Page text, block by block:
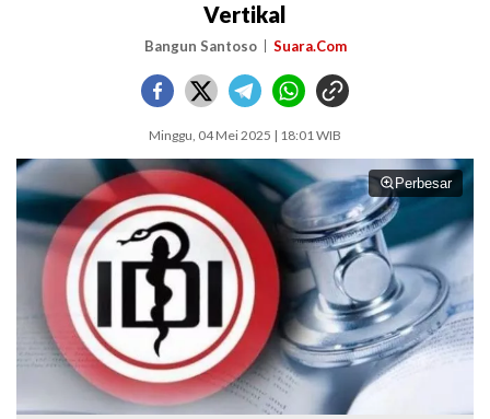
Vertikal
Bangun Santoso Suara.Com
Minggu, 04 Mei 2025 | 18:01 WIB
Perbesar